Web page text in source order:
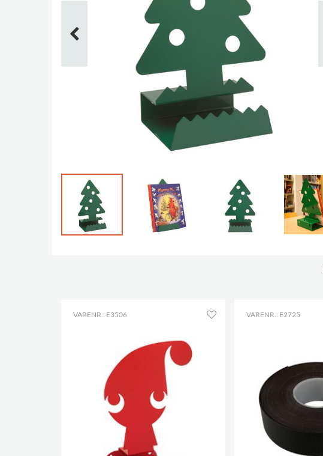
VARENR.: E3506 VARENR.: E2725